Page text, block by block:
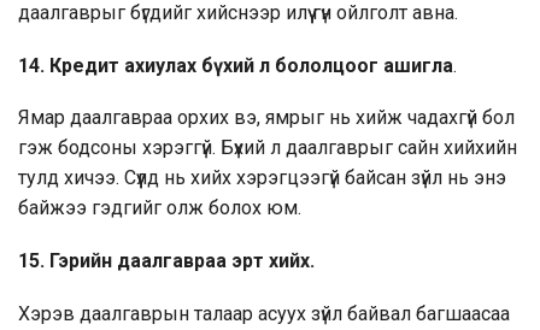
даалгаврыг бүгдийг хийснээр илүү гүн ойлголт авна.
14. Кредит ахиулах бүхий л бололцоог ашигла.
Ямар даалгавраа орхих вэ, ямрыг нь хийж чадахгүй бол
гэж бодсоны хэрэггүй. Бүхий л даалгаврыг сайн хийхийн
тулд хичээ. Сүүлд нь хийх хэрэгцээгүй байсан зүйл нь энэ
байжээ гэдгийг олж болох юм.
15. Гэрийн даалгавраа эрт хийх.
Хэрэв даалгаврын талаар асуух зүйл байвал багшаасаа